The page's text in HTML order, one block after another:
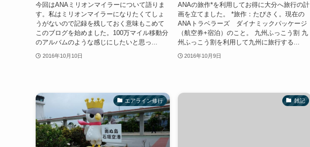
今回はANAミリオンマイラーについて語りま
す。私はミリオンマイラーになりたくてしょ
うがないので記録を残しておく意味もこめて
このブログを始めました。100万マイル移動分
のアルバムのような感じにしたいと思っ...
2016年10月10日
ANAの旅作*を利用してお得に大分へ旅行の計
画を立てました。 *旅作：たびさく。現在の
ANAトラベラーズ ダイナミックパッケージ
（航空券+宿泊）のこと。 九州ふっこう割 九
州ふっこう割を利用して九州に旅行する...
2016年10月9日
エアライン修行 雑記